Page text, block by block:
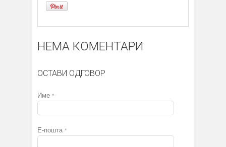
НЕМА КОМЕНТАРИ
ОСТАВИ ОДГОВОР
Име *
Е-пошта *